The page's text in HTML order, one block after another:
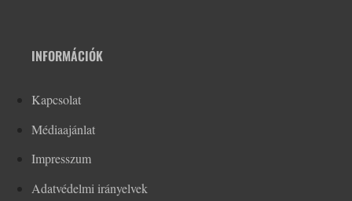
INFORMÁCIÓK
Kapcsolat
Médiaajánlat
Impresszum
Adatvédelmi irányelvek